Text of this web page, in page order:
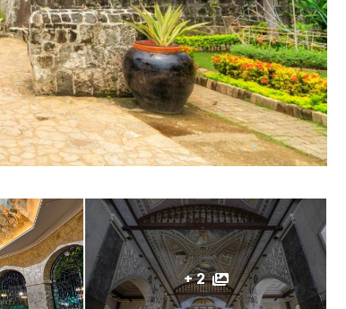
+ 2